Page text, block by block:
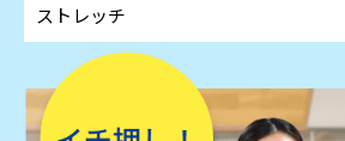
ストレッチ